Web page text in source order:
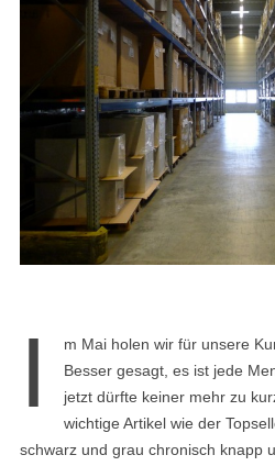
I
m Mai holen wir für unsere
Besser gesagt, es ist jede
jetzt dürfte keiner mehr zu
wichtige Artikel wie der
schwarz und grau chronisch knapp